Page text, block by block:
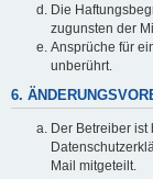
Die
zugunsten der
Ansprüche für
unberührt.
6.
Der Betreiber
Mail mitgeteilt.